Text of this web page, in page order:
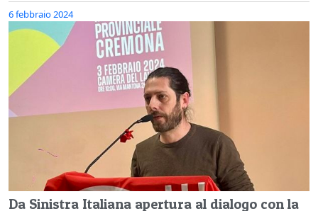
6 febbraio 2024
Da Sinistra Italiana apertura al dialogo con la